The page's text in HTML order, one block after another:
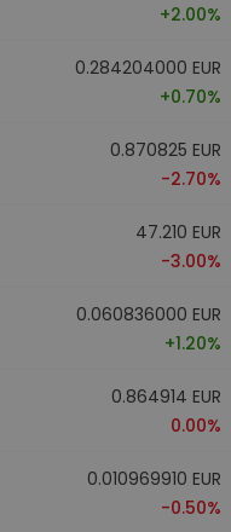
+2.00%
0.284204000 EUR
+0.70%
0.870825 EUR
-2.70%
47.210 EUR
-3.00%
0.060836000 EUR
+1.20%
0.864914 EUR
0.00%
0.010969910 EUR
-0.50%